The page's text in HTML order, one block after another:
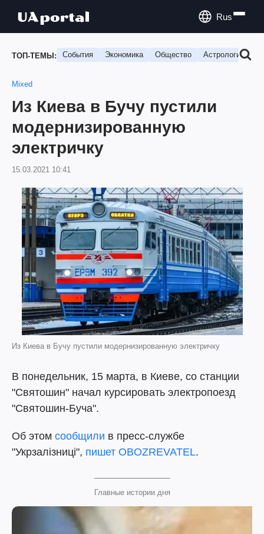
Rus
ТОП-ТЕМЫ: События Экономика Общество Астрология
Mixed
Из Киева в Бучу пустили
модернизированную
электричку
15.03.2021 10:41
Из Киева в Бучу пустили модернизированную электричку
В понедельник, 15 марта, в Киеве, со станции
"Святошин" начал курсировать электропоезд
"Святошин-Буча".
Об этом сообщили в пресс-службе
"Укрзалізниці", пишет OBOZREVATEL.
Главные истории дня